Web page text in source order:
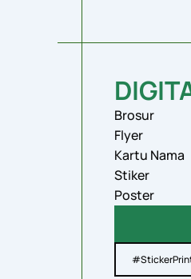
Brosur
Flyer
Kartu Nama
Stiker
Poster